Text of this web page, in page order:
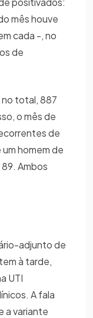
mês houve
cada -, no
de
no total, 887
o mês de
de
homem de
Ambos
adjunto de
à tarde,
UTI
A fala
a variante